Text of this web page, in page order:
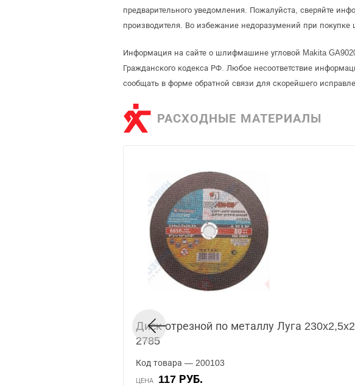
предварительного уведомления. Пожалуйста, сверяйте
производителя. Во избежание недоразумений при
Информация на сайте о шлифмашине угловой Makita
Гражданского кодекса РФ. Любое несоответствие
сообщать в форме обратной связи для скорейшего
РАСХОДНЫЕ МАТЕРИАЛЫ
Диск отрезной по металлу Луга
2785
Код товара — 200103
ЦЕНА 117 РУБ.